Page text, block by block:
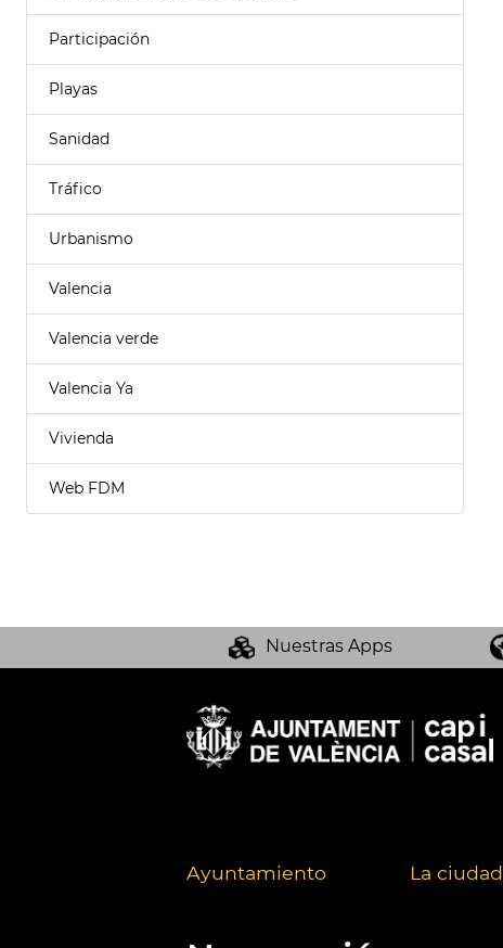
Participación
Playas
Sanidad
Tráfico
Urbanismo
Valencia
Valencia verde
Valencia Ya
Vivienda
Web FDM
Nuestras Apps
Ayuntamiento La ciudad